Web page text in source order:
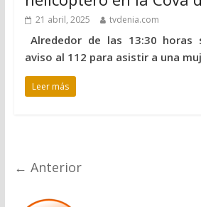
21 abril, 2025 tvdenia.com
Alrededor de las 13:30 horas
aviso al 112 para asistir a una
Leer más
← Anterior